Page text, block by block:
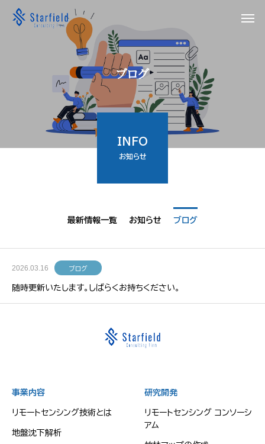
ブログ
INFO
お知らせ
最新情報一覧 お知らせ ブログ
2026.03.16 ブログ
随時更新いたします。しばらくお持ちください。
事業内容
リモートセンシング技術とは
地盤沈下解析
研究開発
リモートセンシング コンソーシ
アム